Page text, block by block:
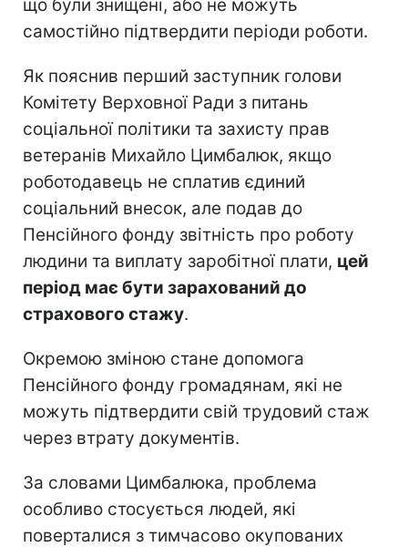
що були знищені, або не можуть
самостійно підтвердити періоди роботи.
Як пояснив перший заступник голови
Комітету Верховної Ради з питань
соціальної політики та захисту прав
ветеранів Михайло Цимбалюк, якщо
роботодавець не сплатив єдиний
соціальний внесок, але подав до
Пенсійного фонду звітність про роботу
людини та виплату заробітної плати, цей
період має бути зарахований до
страхового стажу.
Окремою зміною стане допомога
Пенсійного фонду громадянам, які не
можуть підтвердити свій трудовий стаж
через втрату документів.
За словами Цимбалюка, проблема
особливо стосується людей, які
поверталися з тимчасово окупованих